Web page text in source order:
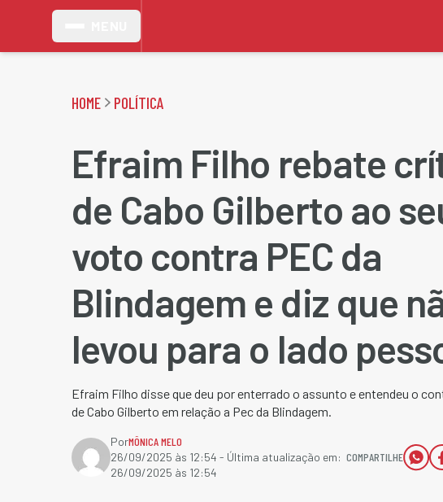
HOME POLÍTICA
Efraim Filho rebate
de Cabo Gilberto ao
voto contra PEC da
Blindagem e diz que
levou para o lado
Efraim Filho disse que deu por enterrado o assunto e entendeu o
de Cabo Gilberto em relação a Pec da Blindagem.
PorMÔNICA MELO
26/09/2025 às 12:54 - Última atualização em:
26/09/2025 às 12:54
COMPARTILHE